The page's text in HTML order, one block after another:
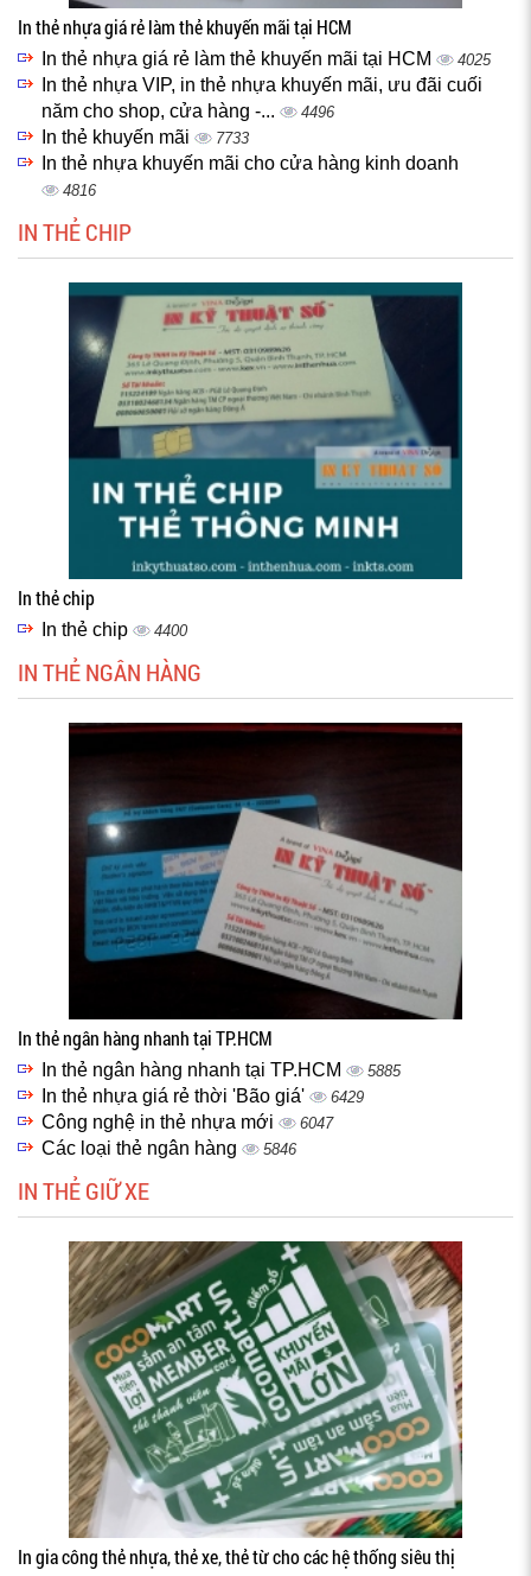
In thẻ nhựa giá rẻ làm thẻ khuyến mãi tại HCM
In thẻ nhựa giá rẻ làm thẻ khuyến mãi tại HCM 4025
In thẻ nhựa VIP, in thẻ nhựa khuyến mãi, ưu đãi cuối
năm cho shop, cửa hàng -...
4496
In thẻ khuyến mãi 7733
In thẻ nhựa khuyến mãi cho cửa hàng kinh doanh
4816
IN THẺ CHIP
In thẻ chip
In thẻ chip 4400
IN THẺ NGÂN HÀNG
In thẻ ngân hàng nhanh tại TP.HCM
In thẻ ngân hàng nhanh tại TP.HCM 5885
In thẻ nhựa giá rẻ thời 'Bão giá' 6429
Công nghệ in thẻ nhựa mới 6047
Các loại thẻ ngân hàng 5846
IN THẺ GIỮ XE
In gia công thẻ nhựa, thẻ xe, thẻ từ cho các hệ thống siêu thị